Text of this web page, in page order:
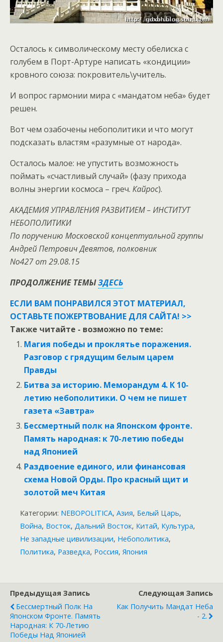
Осталось к символическому месту обелиска с
голубем в Порт-Артуре написать «кондиции»
кровного союза: покровитель\учитель.
И вопрос гармонии мира с «мандатом неба» будет
решен.
Вот чем озабочены небополитики и что могут
подсказать властям «разумные от народа».
Осталось малое: не упустить возможность
поймать «счастливый случай» (фазу прихода
волны энергии космоса – греч. Кайрос).
АКАДЕМИЯ УПРАВЛЕНИЯ РАЗВИТИЕМ – ИНСТИТУТ
НЕБОПОЛИТИКИ
По поручению Московской концептуальной группы
Андрей Петрович Девятов, полковник
No427 от 29.08.15
ПРОДОЛЖЕНИЕ ТЕМЫЗДЕСЬ
ЕСЛИ ВАМ ПОНРАВИЛСЯ ЭТОТ МАТЕРИАЛ,
ОСТАВЬТЕ ПОЖЕРТВОВАНИЕ ДЛЯ САЙТА! >>
Также читайте - возможно по теме:
Магия победы и проклятье поражения.
Разговор с грядущим белым царем
Правды
Битва за историю. Меморандум 4. К 10-
летию небополитики. О чем не пишет
газета «Завтра»
Бессмертный полк на Японском фронте.
Память народная: к 70-летию победы
над Японией
Раздвоение единого, или финансовая
схема Новой Орды. Про красный щит и
золотой меч Китая
Категории: NEBOPOLITICA, Азия, Белый Царь,
Война, Восток, Дальний Восток, Китай, Культура,
Не западные цивилизации, Небополитика,
Политика, Разведка, Россия, Япония
Предыдущая Запись
Бессмертный Полк На
Японском Фронте. Память
Народная: К 70-Летию
Победы Над Японией
Следующая Запись
Как Получить Мандат Неба
- 2.